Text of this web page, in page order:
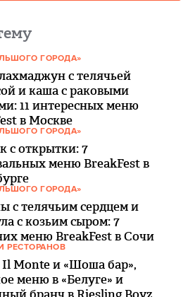
ГОРОДА»
с телячьей
и каша с раковыми
11 интересных меню
в Москве
ГОРОДА»
с открытки: 7
меню BreakFest в
ГОРОДА»
с телячьим сердцем и
с козьим сыром: 7
меню BreakFest в Сочи
РЕСТОРАНОВ
Monte и «Шоша бар»,
меню в «Белуге» и